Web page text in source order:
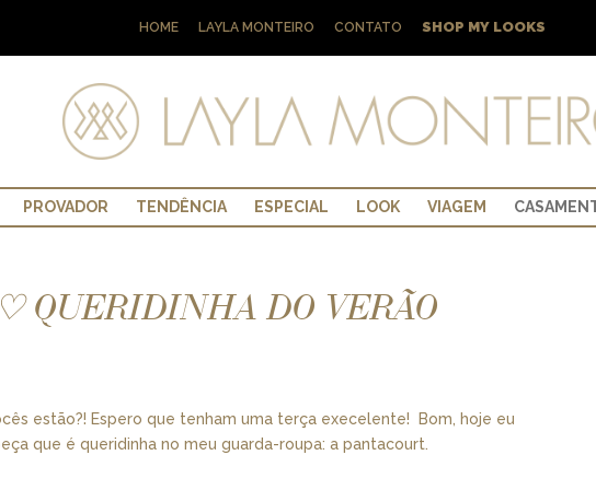
HOME LAYLA MONTEIRO CONTATO SHOP MY LOOKS
PROVADOR TENDÊNCIA ESPECIAL LOOK VIAGEM
QUERIDINHA DO VERÃO
estão?! Espero que tenham uma terça execelente! Bom, hoje eu
que é queridinha no meu guarda-roupa: a pantacourt.